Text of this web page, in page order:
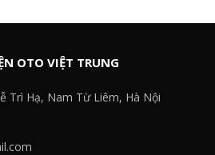
OTO VIỆT TRUNG
Trì Hạ, Nam Từ Liêm, Hà Nội